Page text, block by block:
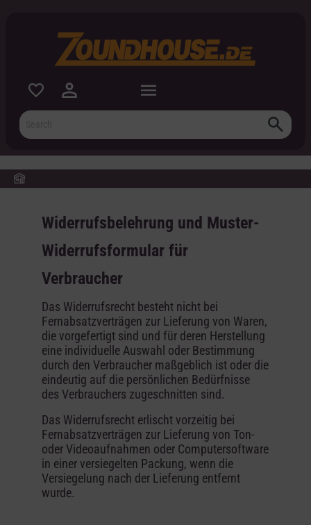
Widerrufsbelehrung und Muster-
Widerrufsformular für
Verbraucher
Das Widerrufsrecht besteht nicht bei
Fernabsatzverträgen zur Lieferung von Waren,
die vorgefertigt sind und für deren Herstellung
eine individuelle Auswahl oder Bestimmung
durch den Verbraucher maßgeblich ist oder die
eindeutig auf die persönlichen Bedürfnisse
des Verbrauchers zugeschnitten sind.
Das Widerrufsrecht erlischt vorzeitig bei
Fernabsatzverträgen zur Lieferung von Ton-
oder Videoaufnahmen oder Computersoftware
in einer versiegelten Packung, wenn die
Versiegelung nach der Lieferung entfernt
wurde.